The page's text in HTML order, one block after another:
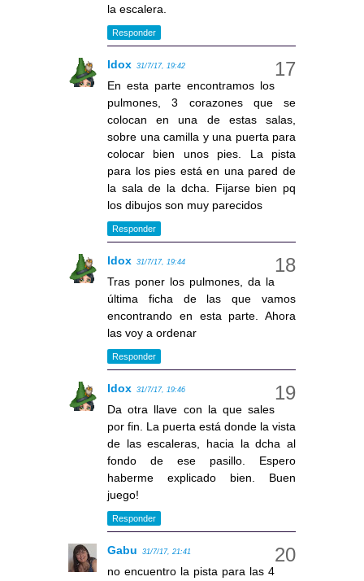
la escalera.
Responder
Idox 31/7/17, 19:42
En esta parte encontramos los
pulmones, 3 corazones que se
colocan en una de estas salas,
sobre una camilla y una puerta para
colocar bien unos pies. La pista
para los pies está en una pared de
la sala de la dcha. Fijarse bien pq
los dibujos son muy parecidos
Responder
Idox 31/7/17, 19:44
Tras poner los pulmones, da la
última ficha de las que vamos
encontrando en esta parte. Ahora
las voy a ordenar
Responder
Idox 31/7/17, 19:46
Da otra llave con la que sales
por fin. La puerta está donde la vista
de las escaleras, hacia la dcha al
fondo de ese pasillo. Espero
haberme explicado bien. Buen
juego!
Responder
Gabu 31/7/17, 21:41
no encuentro la pista para las 4